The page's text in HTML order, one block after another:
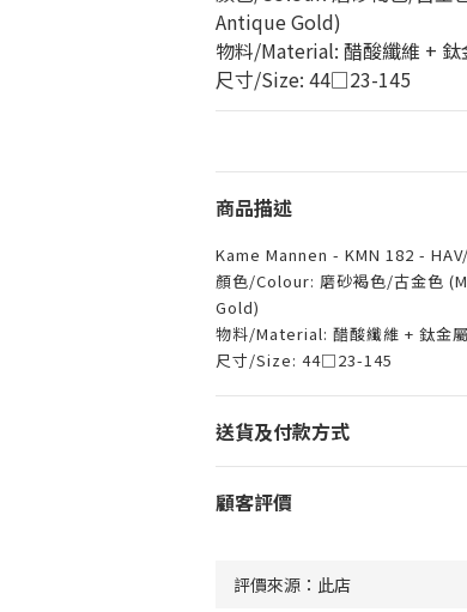
Antique Gold)
物料/Material: 醋酸纖維 +
尺寸/Size: 44□23-145
商品描述
Kame Mannen - KMN 182 -
顏色/Colour: 磨砂褐色/古金色
Gold)
物料/Material: 醋酸纖維 + 鈦金
尺寸/Size: 44□23-145
送貨及付款方式
顧客評價